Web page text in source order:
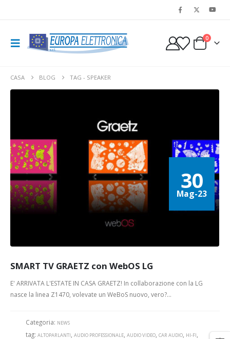
0
CASA BLOG TAG - SPEAKER
30
Mag-23
SMART TV GRAETZ con WebOS LG
E' ARRIVATA L'ESTATE IN CASA GRAETZ! In collaborazione con la LG
nasce la linea Z1470, volevate un WeBoS nuovo, vero?...
Categoria: NEWS
tag: ALTOPARLANTI AUDIO PROFESSIONALE AUDIO VIDEO CAR AUDIO HI-FI